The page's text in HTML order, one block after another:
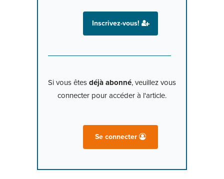
Inscrivez-vous!
Si vous êtes déjà abonné, veuillez vous
connecter pour accéder à l'article.
Se connecter